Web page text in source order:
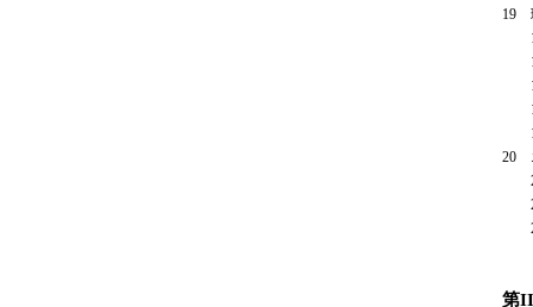
19
19
19
19
19
19
20
20
20
20
第